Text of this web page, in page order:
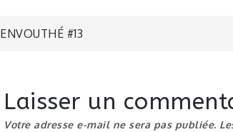
Navigation
l’article
ENVOUTHÉ #13
Laisser un
Votre adresse e-mail ne sera pas publiée.